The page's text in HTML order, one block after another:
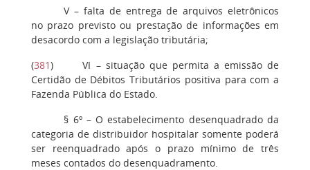
V– falta de entrega de arquivos eletrônicos
no prazo previsto ou prestação de informações em
desacordo com a legislação tributária;
(381)VI – situação que permita a emissão de
Certidão de Débitos Tributários positiva para com a
Fazenda Pública do Estado.
§ 6º – O estabelecimento desenquadrado da
categoria de distribuidor hospitalar somente poderá
ser reenquadrado após o prazo mínimo de três
meses contados do desenquadramento.